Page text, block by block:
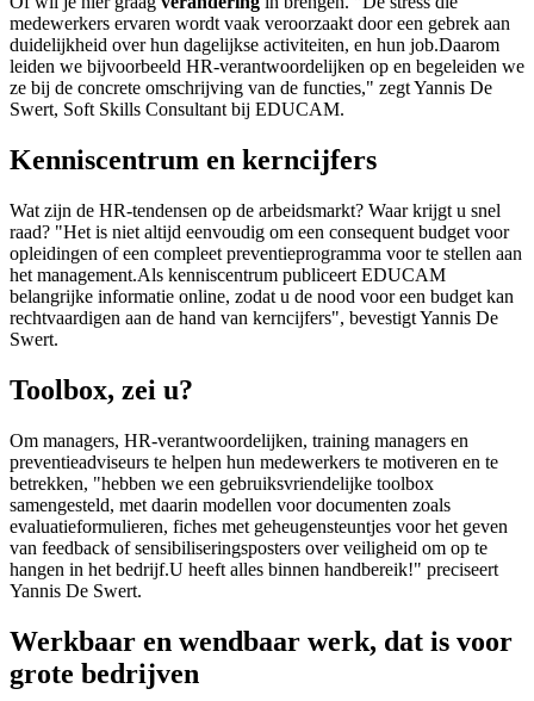
medewerkers ervaren wordt vaak veroorzaakt door een gebrek aan
duidelijkheid over hun dagelijkse activiteiten, en hun job.Daarom
leiden we bijvoorbeeld HR-verantwoordelijken op en begeleiden we
ze bij de concrete omschrijving van de functies," zegt Yannis De
Swert, Soft Skills Consultant bij EDUCAM.
Kenniscentrum en kerncijfers
Wat zijn de HR-tendensen op de arbeidsmarkt? Waar krijgt u snel
raad? "Het is niet altijd eenvoudig om een consequent budget voor
opleidingen of een compleet preventieprogramma voor te stellen aan
het management.Als kenniscentrum publiceert EDUCAM
belangrijke informatie online, zodat u de nood voor een budget kan
rechtvaardigen aan de hand van kerncijfers", bevestigt Yannis De
Swert.
Toolbox, zei u?
Om managers, HR-verantwoordelijken, training managers en
preventieadviseurs te helpen hun medewerkers te motiveren en te
betrekken, "hebben we een gebruiksvriendelijke toolbox
samengesteld, met daarin modellen voor documenten zoals
evaluatieformulieren, fiches met geheugensteuntjes voor het geven
van feedback of sensibiliseringsposters over veiligheid om op te
hangen in het bedrijf.U heeft alles binnen handbereik!" preciseert
Yannis De Swert.
Werkbaar en wendbaar werk, dat is voor
grote bedrijven